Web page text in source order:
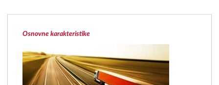
Osnovne karakteristike